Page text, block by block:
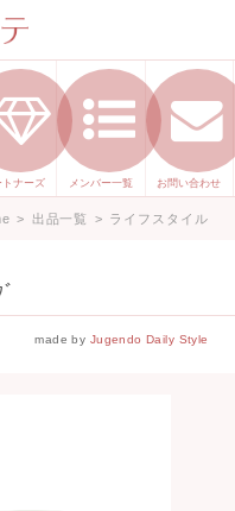
信します。
ジ ママステ ハ
）やスキル・
マが集まって
トナーズ メンバー一覧 お問い合わせ
> 出品一覧 > ライフスタイル
made by Jugendo Daily Style